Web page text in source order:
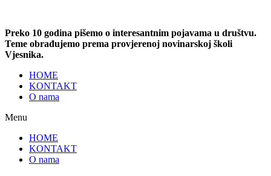
Preko 10 godina pišemo o interesantnim pojavama u društvu.
Teme obrađujemo prema provjerenoj novinarskoj školi
Vjesnika.
HOME
KONTAKT
O nama
Menu
HOME
KONTAKT
O nama